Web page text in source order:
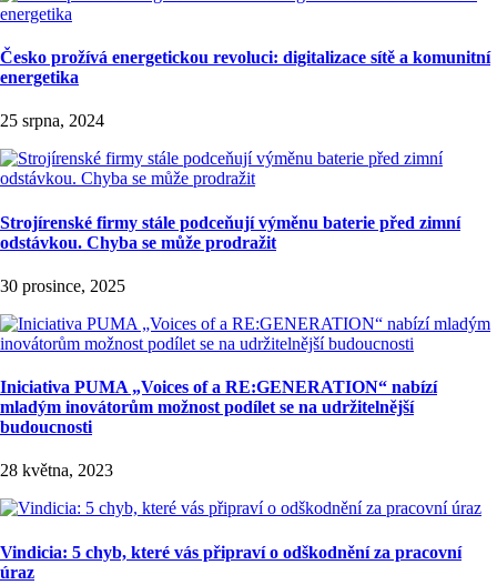
Česko prožívá energetickou revoluci: digitalizace sítě a komunitní
energetika
25 srpna, 2024
Strojírenské firmy stále podceňují výměnu baterie před zimní
odstávkou. Chyba se může prodražit
30 prosince, 2025
Iniciativa PUMA „Voices of a RE:GENERATION“ nabízí
mladým inovátorům možnost podílet se na udržitelnější
budoucnosti
28 května, 2023
Vindicia: 5 chyb, které vás připraví o odškodnění za pracovní
úraz